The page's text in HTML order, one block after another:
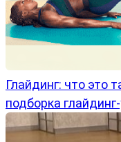
Глайдинг: что это
подборка